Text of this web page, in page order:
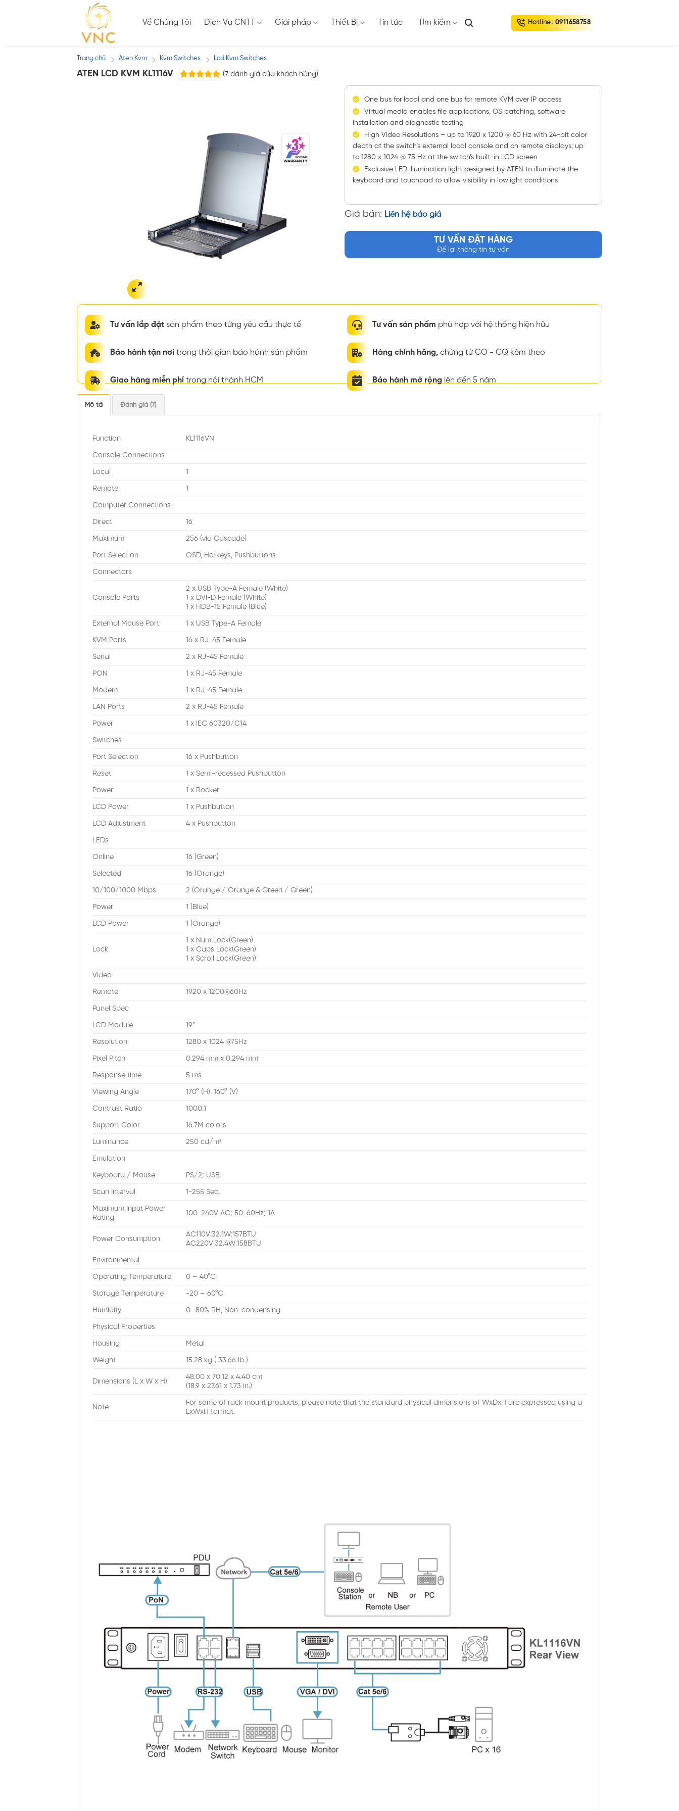
Về Chúng Tôi Dịch Vụ CNTT Giải pháp Thiết Bị Tin tức Tìm kiếm Hotline: 0911658758
Trang chủ / Aten Kvm / Kvm Switches / Lcd Kvm Switches
ATEN LCD KVM KL1116V (7đánh giá của khách hàng)
One bus for local and one bus for remote KVM over IP access
Virtual media enables file applications, OS patching, software
installation and diagnostic testing
High Video Resolutions – up to 1920 x 1200 @ 60 Hz with 24-bit color
depth at the switch’s external local console and on remote displays; up
to 1280 x 1024 @ 75 Hz at the switch’s built-in LCD screen
Exclusive LED illumination light designed by ATEN to illuminate the
keyboard and touchpad to allow visibility in lowlight conditions
Giá bán: Liên hệ báo giá
TƯ VẤN ĐẶT HÀNG
Để lại thông tin tư vấn
Tư vấn lắp đặt sản phẩm theo từng yêu cầu thực tế
Bảo hành tận nơi trong thời gian bảo hành sản phẩm
Giao hàng miễn phí trong nội thành HCM
Tư vấn sản phẩm phù hợp với hệ thống hiện hữu
Hàng chính hãng, chứng từ CO - CQ kèm theo
Bảo hành mở rộng lên đến 5 năm
Mô tả Đánh giá (7)
Function KL1116VN
Console Connections
Local 1
Remote 1
Computer Connections
Direct 16
Maximum 256 (via Cascade)
Port Selection OSD, Hotkeys, Pushbuttons
Connectors
Console Ports
2 x USB Type-A Female (White)
1 x DVI-D Female (White)
1 x HDB-15 Female (Blue)
External Mouse Port 1 x USB Type-A Female
KVM Ports 16 x RJ-45 Female
Serial 2 x RJ-45 Female
PON 1 x RJ-45 Female
Modem 1 x RJ-45 Female
LAN Ports 2 x RJ-45 Female
Power 1 x IEC 60320/C14
Switches
Port Selection 16 x Pushbutton
Reset 1 x Semi-recessed Pushbutton
Power 1 x Rocker
LCD Power 1 x Pushbutton
LCD Adjustment 4 x Pushbutton
LEDs
Online 16 (Green)
Selected 16 (Orange)
10/100/1000 Mbps 2 (Orange / Orange & Green / Green)
Power 1 (Blue)
LCD Power 1 (Orange)
Lock
1 x Num Lock(Green)
1 x Caps Lock(Green)
1 x Scroll Lock(Green)
Video
Remote 1920 x 1200@60Hz
Panel Spec
LCD Module 19″
Resolution 1280 x 1024 @75Hz
Pixel Pitch 0.294 mm x 0.294 mm
Response time 5 ms
Viewing Angle 170° (H), 160° (V)
Contrast Ratio 1000:1
Support Color 16.7M colors
Luminance 250 cd/m²
Emulation
Keyboard / Mouse PS/2; USB
Scan Interval 1-255 Sec.
Maximum Input Power
Rating
100-240V AC; 50-60Hz; 1A
Power Consumption
AC110V:32.1W:157BTU
AC220V:32.4W:158BTU
Environmental
Operating Temperature 0 – 40°C
Storage Temperature -20 – 60°C
Humidity 0–80% RH, Non-condensing
Physical Properties
Housing Metal
Weight 15.28 kg ( 33.66 lb )
Dimensions (L x W x H)
48.00 x 70.12 x 4.40 cm
(18.9 x 27.61 x 1.73 in.)
Note
For some of rack mount products, please note that the standard physical dimensions of WxDxH are expressed using a
LxWxH format.